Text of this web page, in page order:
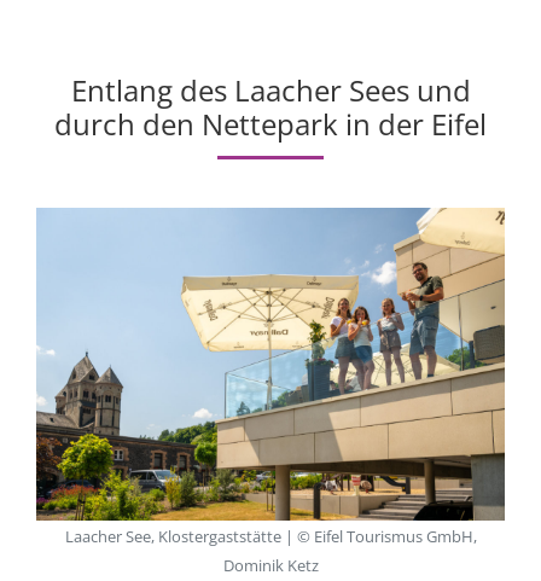
Entlang des Laacher Sees und
durch den Nettepark in der Eifel
Laacher See, Klostergaststätte | © Eifel Tourismus GmbH,
Dominik Ketz